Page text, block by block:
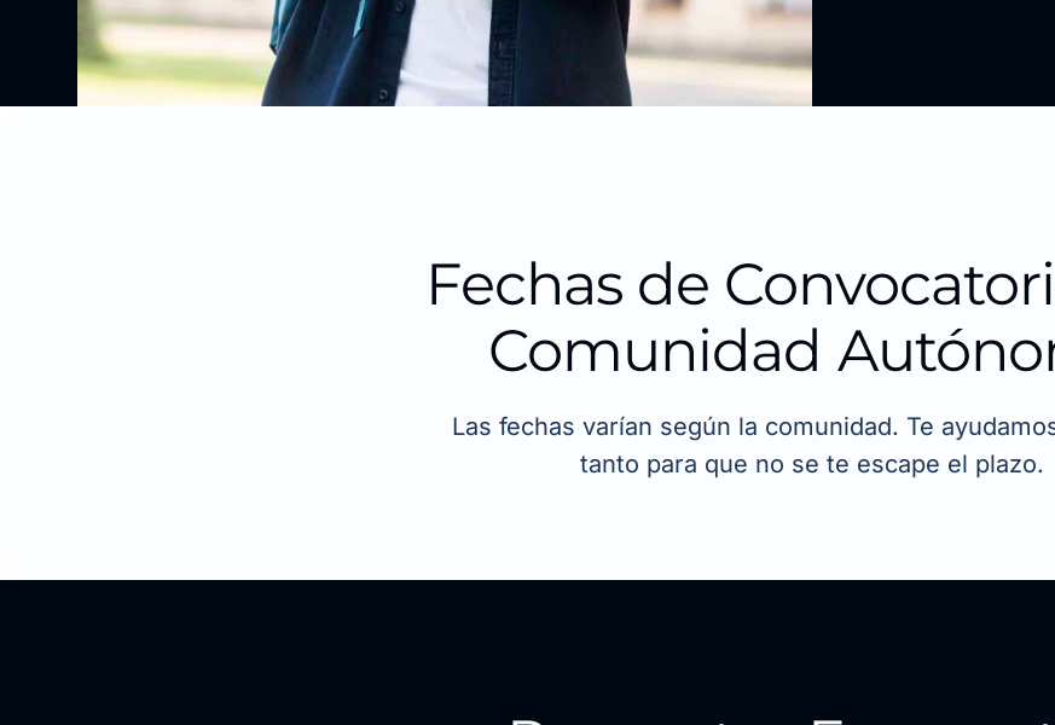
Fechas de
Comunidad
Las fechas varían según la comunidad. Te
tanto para que no se te escape el plazo.